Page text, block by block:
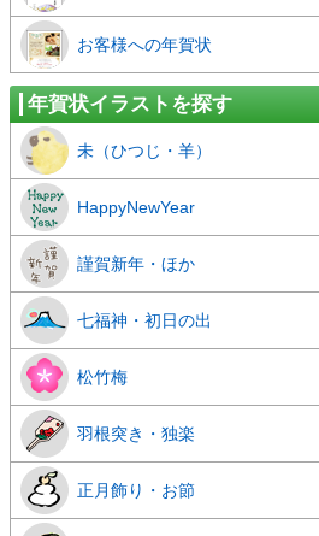
お客様への年賀状
年賀状イラストを探す
未（ひつじ・羊）
HappyNewYear
謹賀新年・ほか
七福神・初日の出
松竹梅
羽根突き・独楽
正月飾り・お節